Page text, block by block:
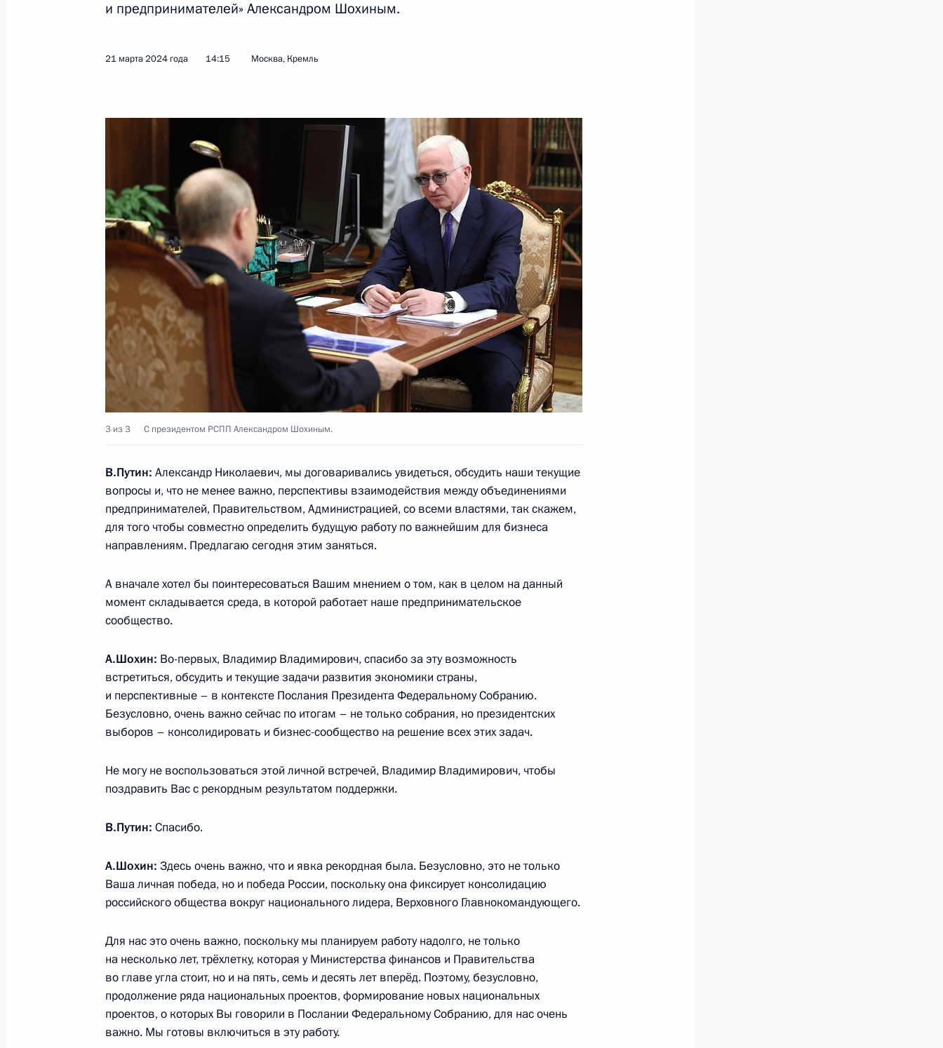
Расширенное заседание коллегии МВД
2 апреля 2024 года, 15:00
1 апреля 2024 года, понедельник
Встреча с временно исполняющим обязанности губернатора
Вологодской области Георгием Филимоновым
1 апреля 2024 года, 13:45 Москва, Кремль
3
29 марта 2024 года, пятница
Совещание с постоянными членами Совета Безопасности
29 марта 2024 года, 13:30 Московская область, Ново-Огарёво
2
28 марта 2024 года, четверг
Совещание по вопросу создания федеральных круглогодичных
курортов
28 марта 2024 года, 20:15 Московская область, Ново-Огарёво
27 марта 2024 года, среда
27 марта 2024 года, 20:50 Торжок
26 марта 2024 года, вторник
26 марта 2024 года, 14:35 Москва
Совещание по мерам, принимаемым после теракта в «Крокус
Сити Холле»
22 марта 2024 года, пятница
Совещание с постоянными членами Совета Безопасности
22 марта 2024 года, 14:25 Московская область, Ново-Огарёво
2
и предпринимателей» Александром Шохиным.
21 марта 2024 года 14:15 Москва, Кремль
3 из 3 С президентом РСПП Александром Шохиным.
В.Путин: Александр Николаевич, мы договаривались увидеться, обсудить наши текущие
вопросы и, что не менее важно, перспективы взаимодействия между объединениями
предпринимателей, Правительством, Администрацией, со всеми властями, так скажем,
для того чтобы совместно определить будущую работу по важнейшим для бизнеса
направлениям. Предлагаю сегодня этим заняться.
А вначале хотел бы поинтересоваться Вашим мнением о том, как в целом на данный
момент складывается среда, в которой работает наше предпринимательское
сообщество.
А.Шохин: Во-первых, Владимир Владимирович, спасибо за эту возможность
встретиться, обсудить и текущие задачи развития экономики страны,
и перспективные – в контексте Послания Президента Федеральному Собранию.
Безусловно, очень важно сейчас по итогам – не только собрания, но президентских
выборов – консолидировать и бизнес-сообщество на решение всех этих задач.
Не могу не воспользоваться этой личной встречей, Владимир Владимирович, чтобы
поздравить Вас с рекордным результатом поддержки.
В.Путин: Спасибо.
А.Шохин: Здесь очень важно, что и явка рекордная была. Безусловно, это не только
Ваша личная победа, но и победа России, поскольку она фиксирует консолидацию
российского общества вокруг национального лидера, Верховного Главнокомандующего.
Для нас это очень важно, поскольку мы планируем работу надолго, не только
на несколько лет, трёхлетку, которая у Министерства финансов и Правительства
во главе угла стоит, но и на пять, семь и десять лет вперёд. Поэтому, безусловно,
продолжение ряда национальных проектов, формирование новых национальных
проектов, о которых Вы говорили в Послании Федеральному Собранию, для нас очень
важно. Мы готовы включиться в эту работу.